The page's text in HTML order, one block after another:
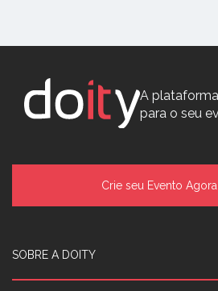
A
para o seu
Crie seu Evento
SOBRE A DOITY